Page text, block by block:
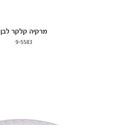
מרקיה קלקר לבן
9-5583